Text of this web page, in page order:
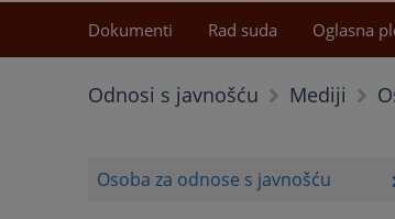
Dokumenti Rad suda Oglasna
Odnosi s javnošću Mediji
Osoba za odnose s javnošću